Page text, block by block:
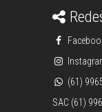
(61)
SAC (61)